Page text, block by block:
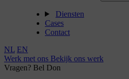
Diensten
Cases
Contact
NL EN
Werk met ons Bekijk ons werk
Vragen? Bel Don